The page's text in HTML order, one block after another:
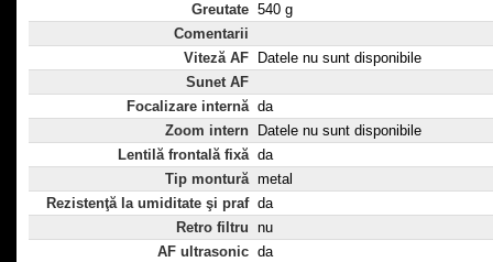
Greutate 540 g
Comentarii
Viteză AF
Datele nu sunt disponibile
Sunet AF
Focalizare internă da
Zoom intern
Datele nu sunt disponibile
Lentilă frontală fixă da
Tip montură metal
Rezistenţă la umiditate şi praf da
Retro filtru nu
AF ultrasonic da